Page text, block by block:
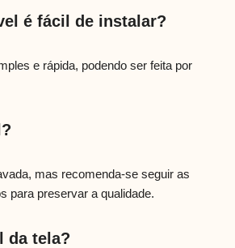
é fácil de instalar?
e rápida, podendo ser feita por
mas recomenda-se seguir as
para preservar a qualidade.
da tela?